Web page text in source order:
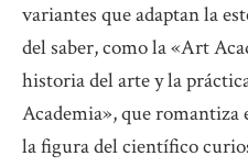
variantes que adaptan la
del saber, como la «Art
historia del arte y la
Academia», que
la figura del científico